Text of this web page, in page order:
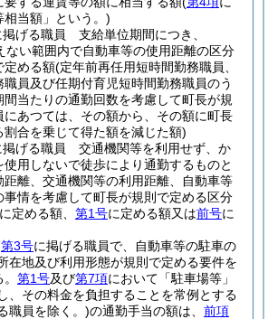
相当額」という。)
掲げる職員 支給単位期間につき、
ない範囲内で自動車等の使用距離の区分
定める額(定年前再任用短時間勤務職員、
員及び任期付育児短時間勤務職員のう
間当たりの通勤回数を考慮して町長が規
にあつては、その額から、その額に町長
割合を乗じて得た額を減じた額)
掲げる職員 交通機関等を利用せず、か
用しないで徒歩により通勤するものと
距離、交通機関等の利用距離、自動車等
事情を考慮して町長が規則で定める区分
に定める額、 第1号に定める額又は前号に
第3号に掲げる職員で、自動車等の駐車の
在地及び利用形態が規則で定める要件を
第1号及び第7項において「駐車場等」
、その料金を負担することを常例とする
職員を除く。)の通勤手当の額は、 前項